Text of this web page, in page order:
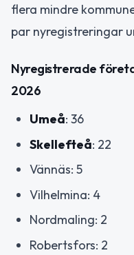
flera mindre
par nyregistreringar
Nyregistrerade
2026
Umeå: 36
Skellefteå: 22
Vännäs: 5
Vilhelmina: 4
Nordmaling: 2
Robertsfors: 2